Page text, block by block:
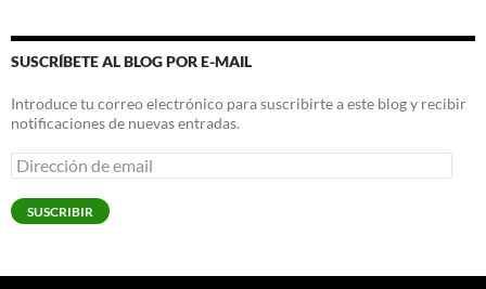
SUSCRÍBETE AL BLOG POR E-MAIL
Introduce tu correo electrónico para suscribirte a este blog y recibir
notificaciones de nuevas entradas.
Dirección
de
email
SUSCRIBIR